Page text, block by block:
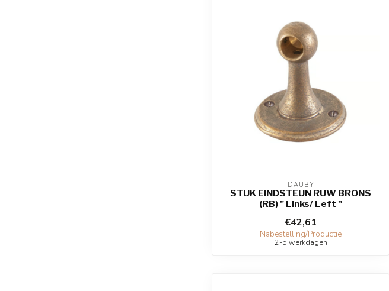
DAUBY
STUK EINDSTEUN RUW BRONS
(RB) " Links/ Left "
€42,61
Nabestelling/Productie
2-5 werkdagen